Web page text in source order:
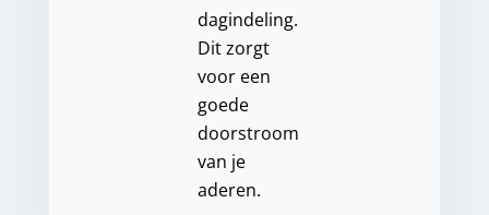
dagindeling.
Dit zorgt
voor een
goede
doorstroom
van je
aderen.